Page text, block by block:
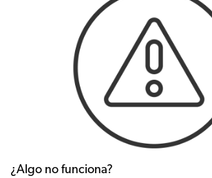
¿Algo no funciona?